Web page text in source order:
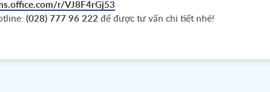
r/VJ8F4rGj53
(028) 777 96 222 để được tư vấn chi tiết nhé!